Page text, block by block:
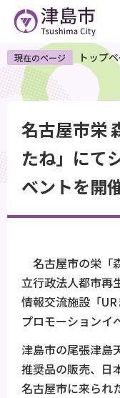
ペ
ー
ジ
で
す
現在のページ トップ
名古屋市栄
たね」にて
ベントを開
名古屋市の栄「
立行政法人都市再
情報交流施設「
プロモーションイ
津島市の尾張津島
推奨品の販売、日
名古屋市に来られ